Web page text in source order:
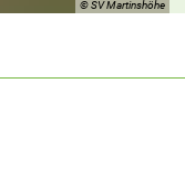
© SV Martinshöhe